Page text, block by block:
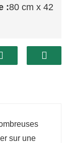
:80 cm x 42
distingue
88 cm, ce
de
aspect
qui
sur une